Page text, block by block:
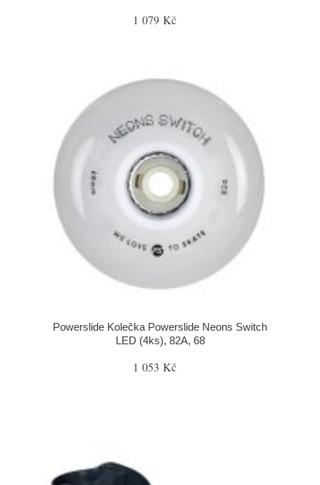
1 079 Kč
Powerslide Kolečka Powerslide Neons Switch
LED (4ks), 82A, 68
1 053 Kč